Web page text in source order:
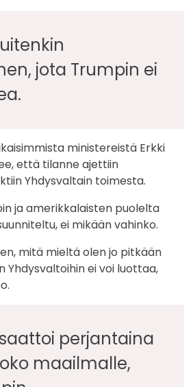
jota Trumpin ei
ministereistä Erkki
että tilanne ajettiin
Yhdysvaltain toimesta.
ja amerikkalaisten puolelta
ei mikään vahinko.
mitä mieltä olen jo pitkään
Yhdysvaltoihin ei voi luottaa,
perjantaina
maailmalle,